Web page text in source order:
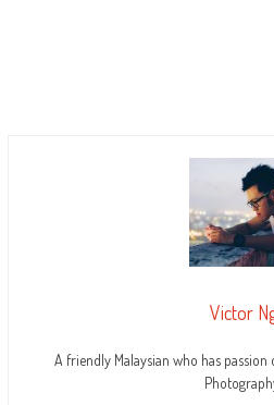
Victor
A friendly Malaysian who has passion